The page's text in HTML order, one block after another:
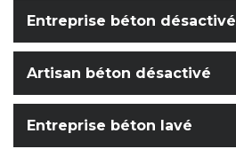
Entreprise béton désactivé
Artisan béton désactivé
Entreprise béton lavé